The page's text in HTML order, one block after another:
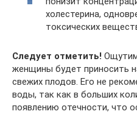
холестерина,
токсических
Следует отметить!
женщины будет приносить
свежих плодов. Его не
воды, так как в больших
появлению отечности, что